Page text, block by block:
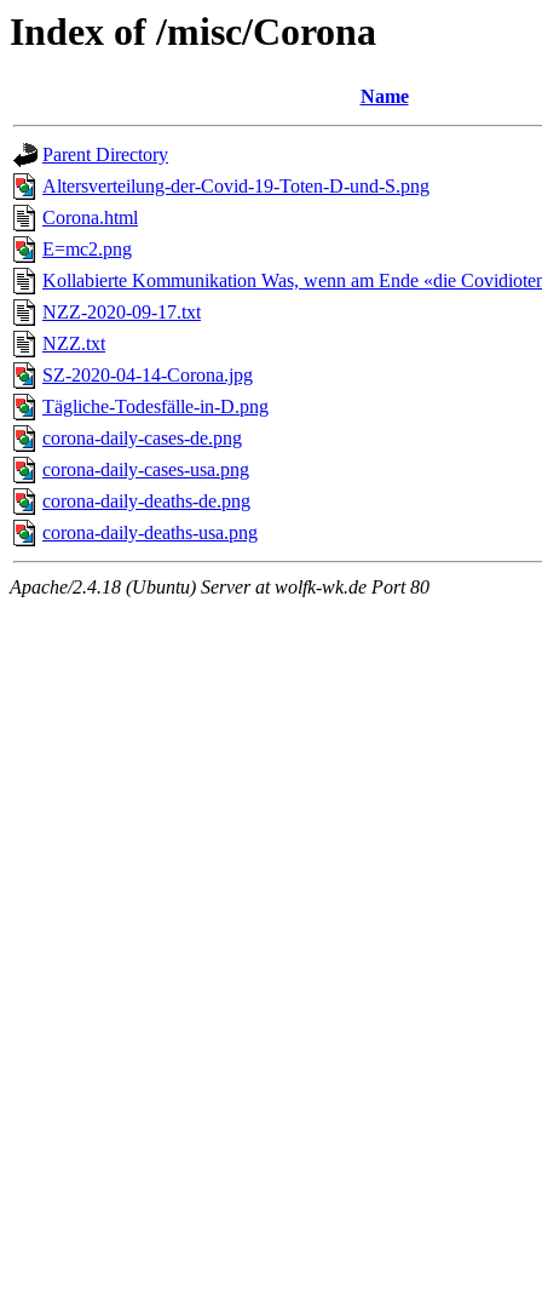
Index of /misc/Corona
Name
Parent Directory
Altersverteilung-der-Covid-19-Toten-D-und-S.png
Corona.html
E=mc2.png
Kollabierte Kommunikation Was, wenn am Ende «die
NZZ-2020-09-17.txt
NZZ.txt
SZ-2020-04-14-Corona.jpg
Tägliche-Todesfälle-in-D.png
corona-daily-cases-de.png
corona-daily-cases-usa.png
corona-daily-deaths-de.png
corona-daily-deaths-usa.png
Apache/2.4.18 (Ubuntu) Server at wolfk-wk.de Port 80